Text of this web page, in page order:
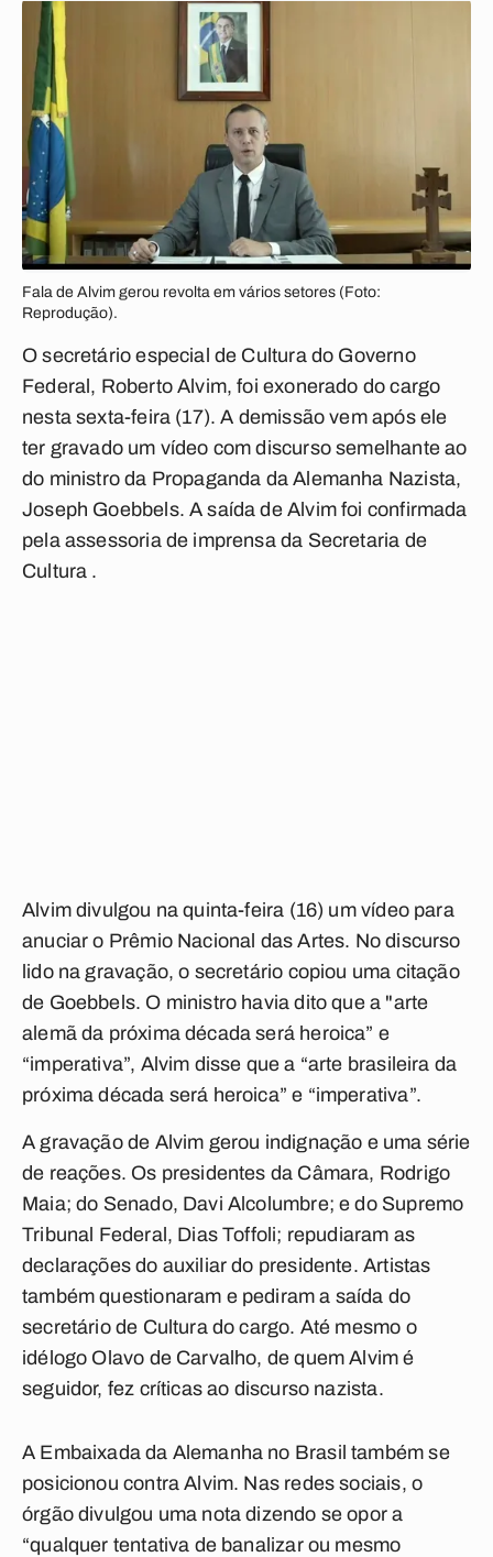
Fala de Alvim gerou revolta em vários setores (Foto:
Reprodução).
O secretário especial de Cultura do Governo
Federal, Roberto Alvim, foi exonerado do cargo
nesta sexta-feira (17). A demissão vem após ele
ter gravado um vídeo com discurso semelhante ao
do ministro da Propaganda da Alemanha Nazista,
Joseph Goebbels. A saída de Alvim foi confirmada
pela assessoria de imprensa da Secretaria de
Cultura .
Alvim divulgou na quinta-feira (16) um vídeo para
anuciar o Prêmio Nacional das Artes. No discurso
lido na gravação, o secretário copiou uma citação
de Goebbels. O ministro havia dito que a "arte
alemã da próxima década será heroica” e
“imperativa”, Alvim disse que a “arte brasileira da
próxima década será heroica” e “imperativa”.
A gravação de Alvim gerou indignação e uma série
de reações. Os presidentes da Câmara, Rodrigo
Maia; do Senado, Davi Alcolumbre; e do Supremo
Tribunal Federal, Dias Toffoli; repudiaram as
declarações do auxiliar do presidente. Artistas
também questionaram e pediram a saída do
secretário de Cultura do cargo. Até mesmo o
idélogo Olavo de Carvalho, de quem Alvim é
seguidor, fez críticas ao discurso nazista.
A Embaixada da Alemanha no Brasil também se
posicionou contra Alvim. Nas redes sociais, o
órgão divulgou uma nota dizendo se opor a
“qualquer tentativa de banalizar ou mesmo